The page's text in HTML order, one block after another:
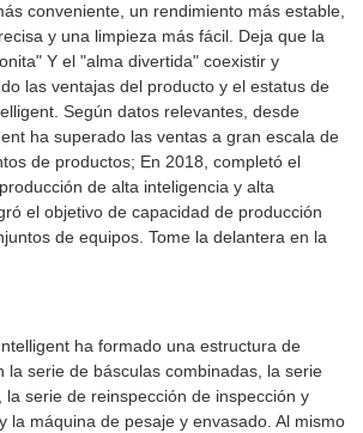
conveniente, un rendimiento más estable,
y una limpieza más fácil. Deja que la
Y el "alma divertida" coexistir y
las ventajas del producto y el estatus de
Según datos relevantes, desde
ha superado las ventas a gran escala de
de productos; En 2018, completó el
de alta inteligencia y alta
el objetivo de capacidad de producción
de equipos. Tome la delantera en la
ha formado una estructura de
la serie de básculas combinadas, la serie
la serie de reinspección de inspección y
la máquina de pesaje y envasado. Al mismo